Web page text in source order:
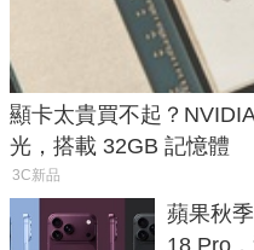
顯卡太貴買不起？
光，搭載 32GB 記憶體
3C新品
蘋果秋